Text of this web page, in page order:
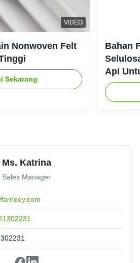
★★★★★
★★★★★
for our specific dust challenges
★★★★★
★★★★★
VIDEO
Nonwoven Felt
Sekarang
Bahan
Api
Ms. Katrina
Sales Manager